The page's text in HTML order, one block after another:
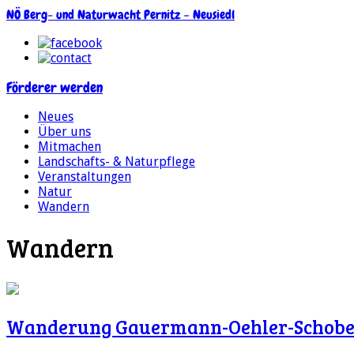
NÖ Berg- und Naturwacht Pernitz – Neusiedl
Förderer werden
Neues
Über uns
Mitmachen
Landschafts- & Naturpflege
Veranstaltungen
Natur
Wandern
Wandern
Wanderung Gauermann-Oehler-